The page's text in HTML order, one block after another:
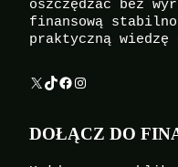
oszczędzać bez
finansową
praktyczną
X TikTok Facebook Instagram
DOŁĄCZ DO